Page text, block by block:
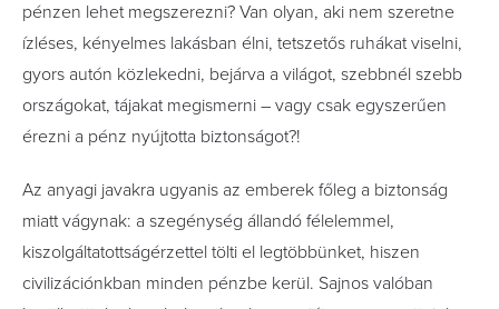
pénzen lehet megszerezni? Van olyan, aki nem szeretne
ízléses, kényelmes lakásban élni, tetszetős ruhákat viselni,
gyors autón közlekedni, bejárva a világot, szebbnél szebb
országokat, tájakat megismerni – vagy csak egyszerűen
érezni a pénz nyújtotta biztonságot?!
Az anyagi javakra ugyanis az emberek főleg a biztonság
miatt vágynak: a szegénység állandó félelemmel,
kiszolgáltatottságérzettel tölti el legtöbbünket, hiszen
civilizációnkban minden pénzbe kerül. Sajnos valóban